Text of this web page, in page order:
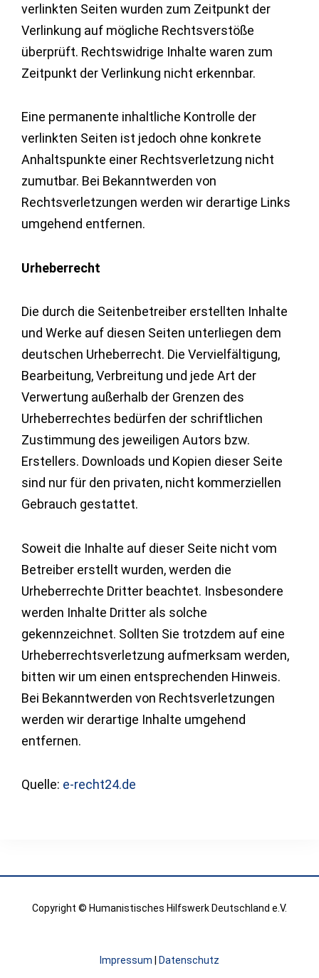
verlinkten Seiten wurden zum Zeitpunkt der
Verlinkung auf mögliche Rechtsverstöße
überprüft. Rechtswidrige Inhalte waren zum
Zeitpunkt der Verlinkung nicht erkennbar.
Eine permanente inhaltliche Kontrolle der
verlinkten Seiten ist jedoch ohne konkrete
Anhaltspunkte einer Rechtsverletzung nicht
zumutbar. Bei Bekanntwerden von
Rechtsverletzungen werden wir derartige Links
umgehend entfernen.
Urheberrecht
Die durch die Seitenbetreiber erstellten Inhalte
und Werke auf diesen Seiten unterliegen dem
deutschen Urheberrecht. Die Vervielfältigung,
Bearbeitung, Verbreitung und jede Art der
Verwertung außerhalb der Grenzen des
Urheberrechtes bedürfen der schriftlichen
Zustimmung des jeweiligen Autors bzw.
Erstellers. Downloads und Kopien dieser Seite
sind nur für den privaten, nicht kommerziellen
Gebrauch gestattet.
Soweit die Inhalte auf dieser Seite nicht vom
Betreiber erstellt wurden, werden die
Urheberrechte Dritter beachtet. Insbesondere
werden Inhalte Dritter als solche
gekennzeichnet. Sollten Sie trotzdem auf eine
Urheberrechtsverletzung aufmerksam werden,
bitten wir um einen entsprechenden Hinweis.
Bei Bekanntwerden von Rechtsverletzungen
werden wir derartige Inhalte umgehend
entfernen.
Quelle: e-recht24.de
Copyright © Humanistisches Hilfswerk Deutschland e.V.
Impressum Datenschutz